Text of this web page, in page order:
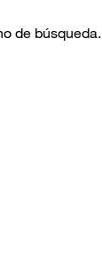
de búsqueda.